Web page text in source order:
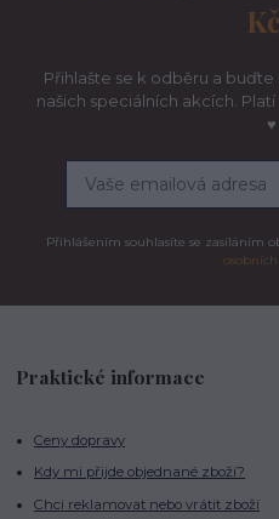
Přihlašte se k odběru a
našich speciálních akcích.
♥
Přihlášením souhlasíte se zasíláním
Praktické informace
Ceny dopravy
Kdy mi přijde objednané zboží?
Chci reklamovat nebo vrátit zboží